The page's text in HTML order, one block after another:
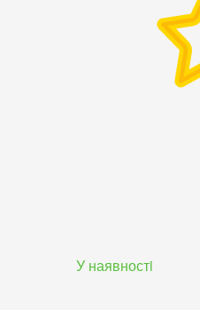
У наявностi